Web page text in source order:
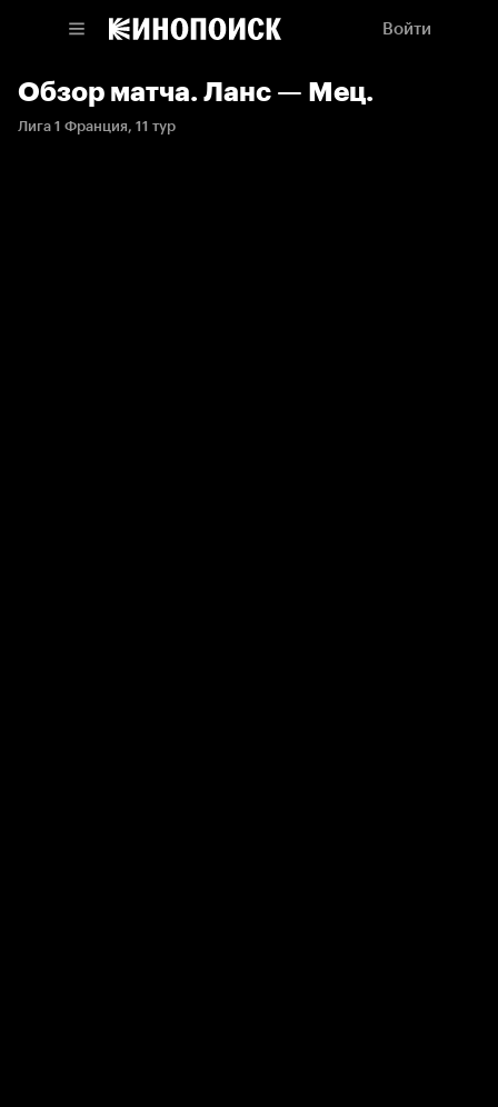
Войти
Обзор матча. Ланс — Мец.
Лига 1 Франция, 11 тур